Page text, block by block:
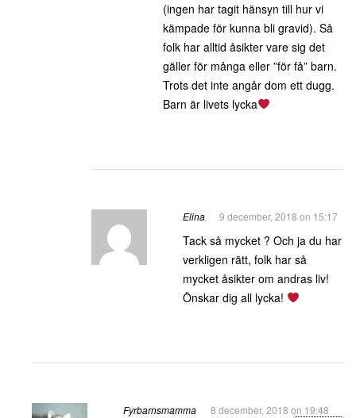
(ingen har tagit hänsyn till hur vi
kämpade för kunna bli gravid). Så
folk har alltid åsikter vare sig det
gäller för många eller ”för få” barn.
Trots det inte angår dom ett dugg.
Barn är livets lycka
Elina 9 december, 2018 on 15:17
Tack så mycket ? Och ja du har
verkligen rätt, folk har så
mycket åsikter om andras liv!
Önskar dig all lycka!
Fyrbarnsmamma
8 december, 2018 on 19:48